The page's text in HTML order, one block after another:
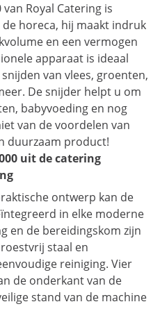
van Royal Catering is
horeca, hij maakt indruk
en een vermogen
apparaat is ideaal
van vlees, groenten,
De snijder helpt u om
babyvoeding en nog
van de voordelen van
duurzaam product!
uit de catering
ontwerp kan de
in elke moderne
en de bereidingskom zijn
staal en
reiniging. Vier
de onderkant van de
stand van de machine